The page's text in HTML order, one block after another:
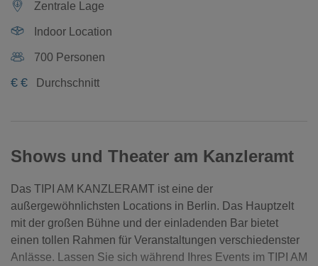
Zentrale Lage
Indoor Location
700 Personen
€ € Durchschnitt
Shows und Theater am Kanzleramt
Das TIPI AM KANZLERAMT ist eine der
außergewöhnlichsten Locations in Berlin. Das Hauptzelt
mit der großen Bühne und der einladenden Bar bietet
einen tollen Rahmen für Veranstaltungen verschiedenster
Anlässe. Lassen Sie sich während Ihres Events im TIPI AM